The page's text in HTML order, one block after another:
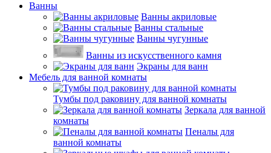
Ванны
Ванны акриловые
Ванны стальные
Ванны чугунные
Ванны из искусственного камня
Экраны для ванн
Мебель для ванной комнаты
Тумбы под раковину для ванной комнаты
Зеркала для ванной
комнаты
Пеналы для
ванной комнаты